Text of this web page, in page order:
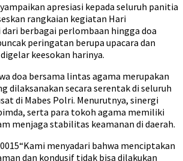
apresiasi kepada seluruh panitia
rangkaian kegiatan Hari
berbagai perlombaan hingga doa
peringatan berupa upacara dan
keesokan harinya.
doa bersama lintas agama merupakan
dilaksanakan secara serentak di seluruh
di Mabes Polri. Menurutnya, sinergi
serta para tokoh agama memiliki
menjaga stabilitas keamanan di daerah.
“Kami menyadari bahwa menciptakan
dan kondusif tidak bisa dilakukan